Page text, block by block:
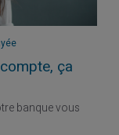
ça
banque vous